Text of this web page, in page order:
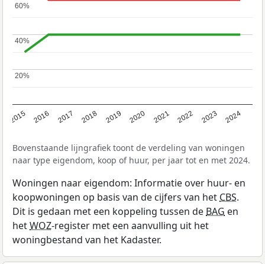
2015 2016 2017 2018 2019 2020 2021 2022 2023 2024
20%
20%
40%
40%
60%
60%
Bovenstaande lijngrafiek toont de verdeling van woningen
naar type eigendom, koop of huur, per jaar tot en met 2024.
Woningen naar eigendom: Informatie over huur- en
koopwoningen op basis van de cijfers van het CBS.
Dit is gedaan met een koppeling tussen de BAG en
hetWOZ-register met een aanvulling uit het
woningbestand van het Kadaster.